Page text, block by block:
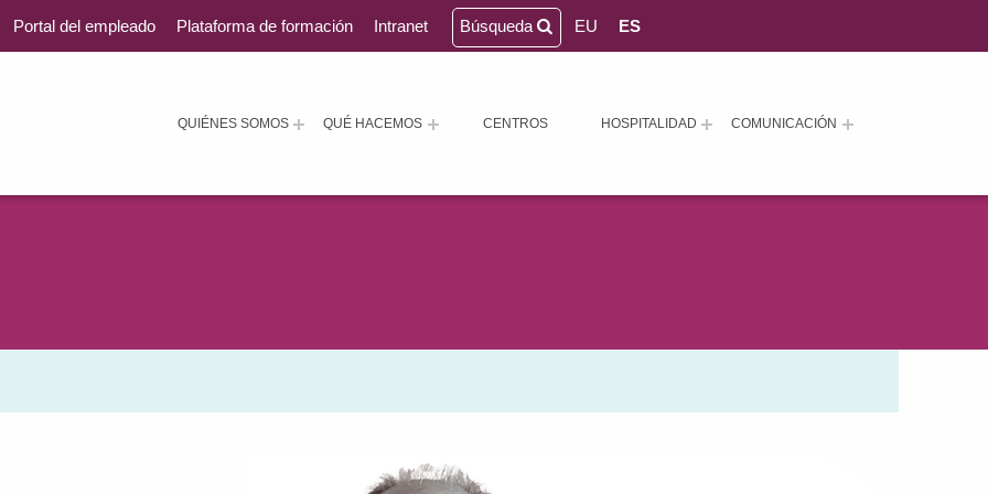
QUIÉNES SOMOS QUÉ HACEMOS CENTROS HOSPITALIDAD COMUNICACIÓN
Portal del empleado Plataforma de formación Intranet Búsqueda EU ES